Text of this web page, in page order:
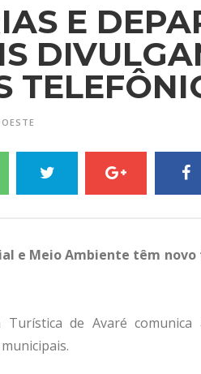
E
e Meio Ambiente têm
Turística de Avaré